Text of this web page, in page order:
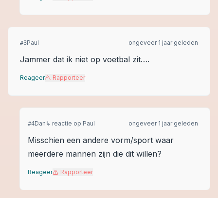
#3Paul ongeveer 1 jaar geleden
Jammer dat ik niet op voetbal zit….
Reageer Rapporteer
#4Dan ↳ reactie op Paul ongeveer 1 jaar geleden
Misschien een andere vorm/sport waar
meerdere mannen zijn die dit willen?
Reageer Rapporteer